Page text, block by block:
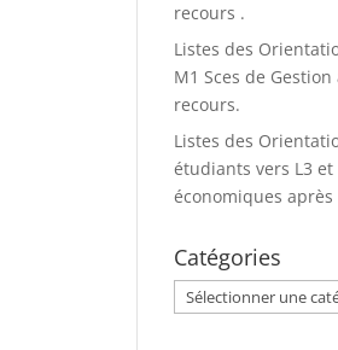
recours .
Listes des
M1 Sces de Gestion
recours.
Listes des
étudiants vers L3 et
économiques après
Catégories
Catégories